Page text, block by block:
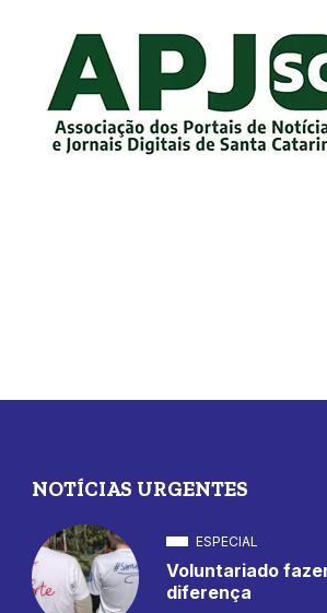
NOTÍCIAS URGENTES
ESPECIAL
Voluntariado
diferença